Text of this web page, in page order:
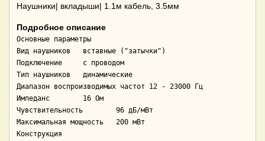
Наушники| вкладыши| 1.1м кабель, 3.5мм
Подробное описание
Основные параметры
Вид наушников	вставные ("затычки")
Подключение	с проводом
Тип наушников	динамические
Диапазон воспроизводимых частот	12 - 23000 Гц
Импеданс	16 Ом
Чувствительность	96 дБ/мВт
Максимальная мощность	200 мВт
Конструкция